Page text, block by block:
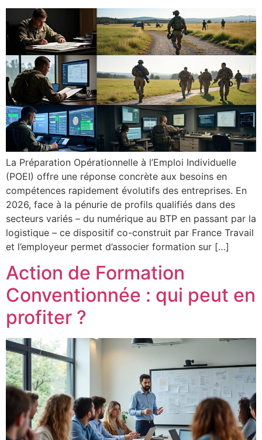
La Préparation Opérationnelle à l’Emploi Individuelle
(POEI) offre une réponse concrète aux besoins en
compétences rapidement évolutifs des entreprises. En
2026, face à la pénurie de profils qualifiés dans des
secteurs variés – du numérique au BTP en passant par la
logistique – ce dispositif co-construit par France Travail
et l’employeur permet d’associer formation sur […]
Action de Formation
Conventionnée : qui peut en
profiter ?